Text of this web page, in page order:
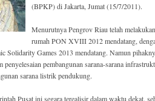
(BPKP) di Jakarta, Jumat (15/7/2011).
Menurutnya Pengrov Riau telah
rumah PON XVIII 2012 mendatang,
Solidarity Games 2013 mendatang. Namun
penyelesaian pembangunan sarana-sarana
sarana listrik pendukung.
Pusat ini segara terealisir dalam waktu dekat,